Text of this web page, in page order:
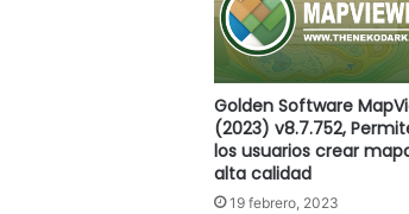
Golden Software
(2023) v8.7.752,
los usuarios crear
alta calidad
19 febrero, 2023